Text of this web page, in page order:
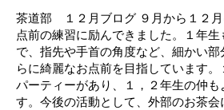
茶道部 １２月ブログ ９月から１２
点前の練習に励んできました。１年
で、指先や手首の角度など、細かい部
らに綺麗なお点前を目指しています
パーティーがあり、１，２年生の仲も
す。今後の活動として、外部のお茶会